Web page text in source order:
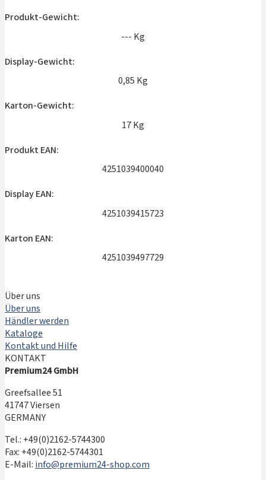
Produkt-Gewicht:
--- Kg
Display-Gewicht:
0,85 Kg
Karton-Gewicht:
17 Kg
Produkt EAN:
4251039400040
Display EAN:
4251039415723
Karton EAN:
4251039497729
Über uns
Über uns
Händler werden
Kataloge
Kontakt und Hilfe
KONTAKT
Premium24 GmbH
Greefsallee 51
41747 Viersen
GERMANY
Tel.: +49(0)2162-5744300
Fax: +49(0)2162-5744301
E-Mail:info@premium24-shop.com